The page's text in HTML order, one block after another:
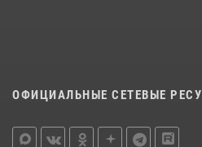
ОФИЦИАЛЬНЫЕ СЕТЕВЫЕ